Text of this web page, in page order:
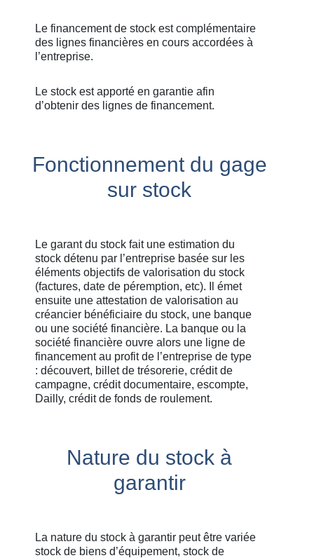
Le financement de stock est complémentaire
des lignes financières en cours accordées à
l’entreprise.
Le stock est apporté en garantie afin
d’obtenir des lignes de financement.
Fonctionnement du gage
sur stock
Le garant du stock fait une estimation du
stock détenu par l’entreprise basée sur les
éléments objectifs de valorisation du stock
(factures, date de péremption, etc). Il émet
ensuite une attestation de valorisation au
créancier bénéficiaire du stock, une banque
ou une société financière. La banque ou la
société financière ouvre alors une ligne de
financement au profit de l’entreprise de type
: découvert, billet de trésorerie, crédit de
campagne, crédit documentaire, escompte,
Dailly, crédit de fonds de roulement.
Nature du stock à
garantir
La nature du stock à garantir peut être variée
stock de biens d’équipement, stock de